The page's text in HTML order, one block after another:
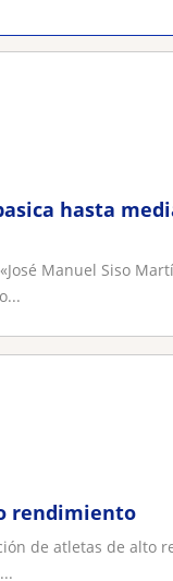
hasta
Manuel Siso
rendimiento
de atletas de alto